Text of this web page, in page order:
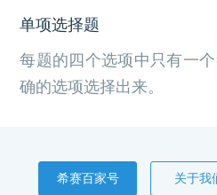
单项选择题
每题的四个选项中只有一
确的选项选择出来。
希赛百家号 关于我